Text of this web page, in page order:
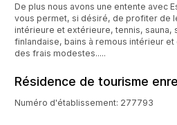
De plus nous avons une entente avec
vous permet, si désiré, de profiter de
intérieure et extérieure, tennis, sauna,
finlandaise, bains à remous intérieur
des frais modestes.....
Résidence de tourisme
Numéro d'établissement: 277793